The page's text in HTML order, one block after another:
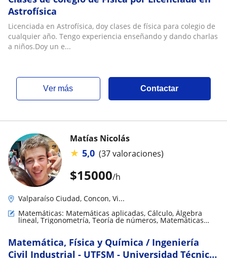
Astrofísica
Licenciada en Astrofísica, doy clases de física para colegio de
cualquier año. Tengo experiencia enseñando y dando charlas
a niños.Doy un e...
ver más Contactar
$15000/h
Matías Nicolás
★ 5,0 (37 valoraciones)
Valparaíso Ciudad, Concon, Vi...
Matemáticas: Matemáticas aplicadas, Cálculo, Álgebra
lineal, Trigonometría, Teoría de números, Matemáticas
Matemática, Física y Química / Ingeniería
Civil Industrial - UTFSM - Universidad Técnica